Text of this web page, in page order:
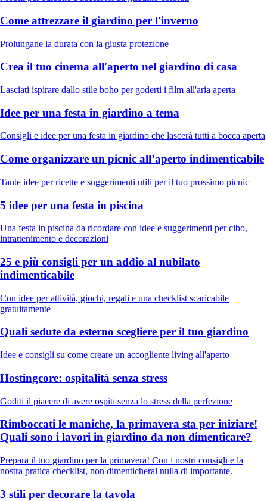
Come attrezzare il giardino per l'inverno
Prolungane la durata con la giusta protezione
Crea il tuo cinema all'aperto nel giardino di casa
Lasciati ispirare dallo stile boho per goderti i film all'aria aperta
Idee per una festa in giardino a tema
Consigli e idee per una festa in giardino che lascerà tutti a bocca aperta
Come organizzare un picnic all’aperto indimenticabile
Tante idee per ricette e suggerimenti utili per il tuo prossimo picnic
5 idee per una festa in piscina
Una festa in piscina da ricordare con idee e suggerimenti per cibo,
intrattenimento e decorazioni
25 e più consigli per un addio al nubilato
indimenticabile
Con idee per attività, giochi, regali e una checklist scaricabile
gratuitamente
Quali sedute da esterno scegliere per il tuo giardino
Idee e consigli su come creare un accogliente living all'aperto
Hostingcore: ospitalità senza stress
Goditi il piacere di avere ospiti senza lo stress della perfezione
Rimboccati le maniche, la primavera sta per iniziare!
Quali sono i lavori in giardino da non dimenticare?
Prepara il tuo giardino per la primavera! Con i nostri consigli e la
nostra pratica checklist, non dimenticherai nulla di importante.
3 stili per decorare la tavola